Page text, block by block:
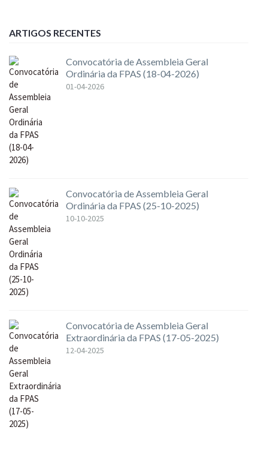
ARTIGOS RECENTES
Convocatória de Assembleia Geral
Ordinária da FPAS (18-04-2026)
01-04-2026
Convocatória de Assembleia Geral
Ordinária da FPAS (25-10-2025)
10-10-2025
Convocatória de Assembleia Geral
Extraordinária da FPAS (17-05-2025)
12-04-2025